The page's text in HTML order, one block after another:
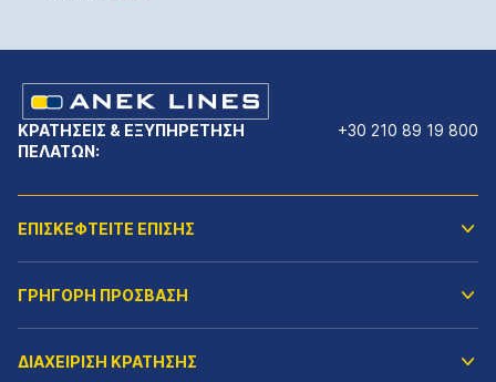
ΚΡΑΤΗΣΕΙΣ & ΕΞΥΠΗΡΕΤΗΣΗ
ΠΕΛΑΤΩΝ:
+30 210 89 19 800
ΕΠΙΣΚΕΦΤΕΙΤΕ ΕΠΙΣΗΣ
ΓΡΗΓΟΡΗ ΠΡΟΣΒΑΣΗ
ΔΙΑΧΕΙΡΙΣΗ ΚΡΑΤΗΣΗΣ